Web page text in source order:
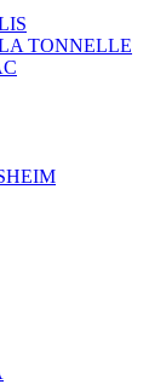
TONNELLE